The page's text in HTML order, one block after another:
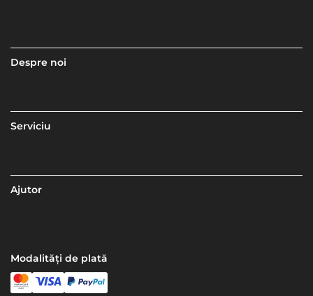
Despre noi
Serviciu
Ajutor
Modalități de plată